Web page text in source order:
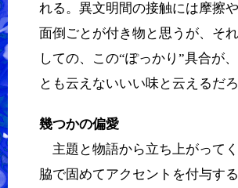
れる。異文明間の接触には摩擦
面倒ごとが付き物と思うが、そ
しての、この“ぽっかり”具合が
とも云えないいい味と云えるだろ
幾つかの偏愛
主題と物語から立ち上がってく
脇で固めてアクセントを付与す